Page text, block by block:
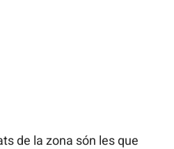
de la zona són les que